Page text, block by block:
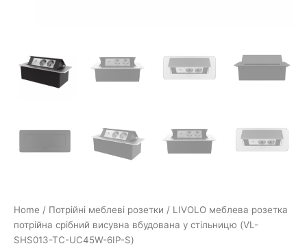
Home / Потрійні меблеві розетки / LIVOLO меблева розетка
потрійна срібний висувна вбудована у стільницю (VL-
SHS013-TC-UC45W-6IP-S)